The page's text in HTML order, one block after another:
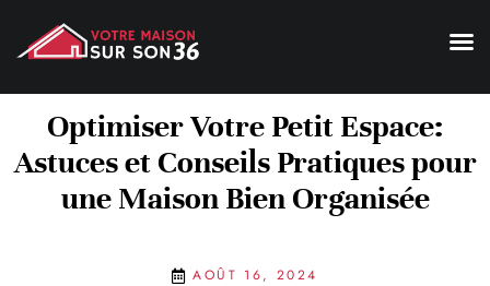
Optimiser Votre Petit Espace:
Astuces et Conseils Pratiques pour
une Maison Bien Organisée
AOÛT 16, 2024